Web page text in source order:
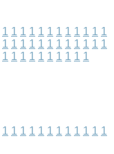
1 1 1 1 1 1 1 1 1 1 1 1
1 1 1 1 1 1 1 1 1 1 1 1
1 1 1 1 1 1 1 1 1 1
1 1 1 1 1 1 1 1 1 1 1 1